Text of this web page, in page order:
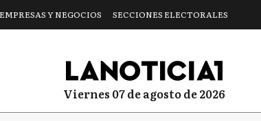
EMPRESAS Y NEGOCIOS SECCIONES ELECTORALES
viernes 07 de agosto de 2026